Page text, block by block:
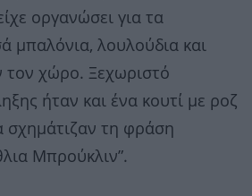
οργανώσει για τα
μπαλόνια, λουλούδια και
τον χώρο. Ξεχωριστό
ήταν και ένα κουτί με ροζ
σχημάτιζαν τη φράση
Μπρούκλιν”.